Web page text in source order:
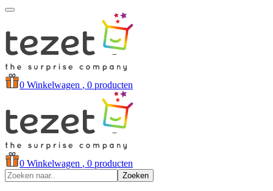
0 Winkelwagen , 0 producten
0 Winkelwagen , 0 producten
Zoeken